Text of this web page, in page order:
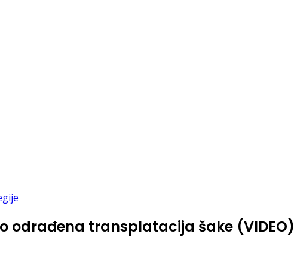
odrađena transplatacija šake (VIDEO)